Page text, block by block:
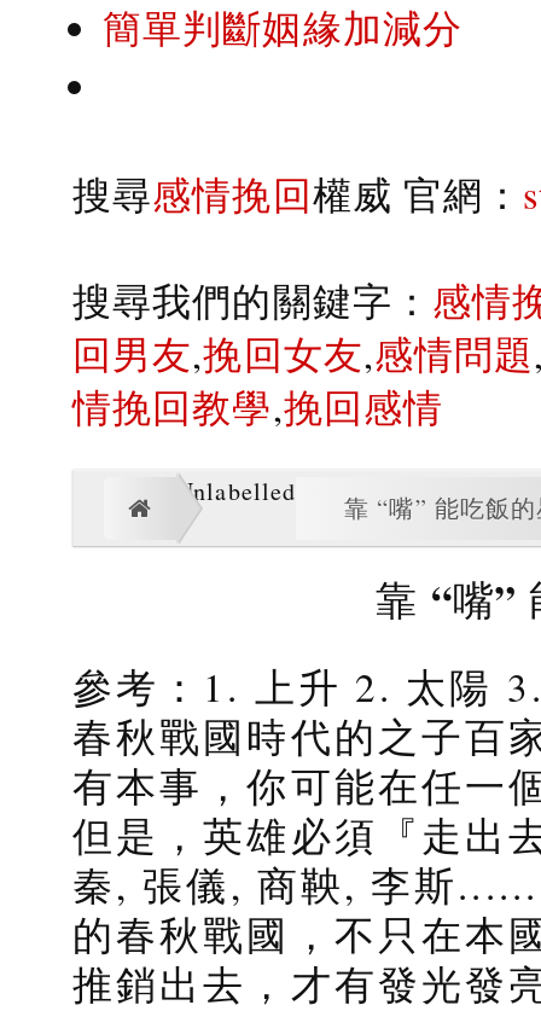
簡單判斷姻緣加減分
搜尋感情挽回權威 官網：
搜尋我們的關鍵字： 感情
回男友,挽回女友,感情問題
情挽回教學,挽回感情
Unlabelled
靠 “嘴” 能吃飯
靠 “嘴”
參考：1. 上升 2. 太陽
春秋戰國時代的之子百
有本事，你可能在任一
但是，英雄必須『走出
秦, 張儀, 商鞅, 李斯
的春秋戰國，不只在本
推銷出去，才有發光發